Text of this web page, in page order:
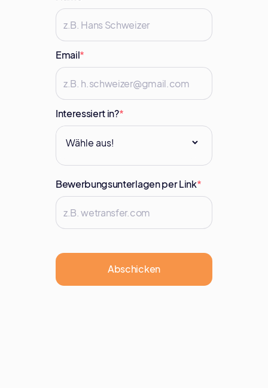
Email*
Interessiert in?*
Bewerbungsunterlagen per Link*